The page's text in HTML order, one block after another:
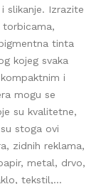
slikanje. Izrazite
tinta
kojeg svaka
i
mogu se
su kvalitetne,
stoga ovi
zidnih reklama,
metal, drvo,
tekstil,...